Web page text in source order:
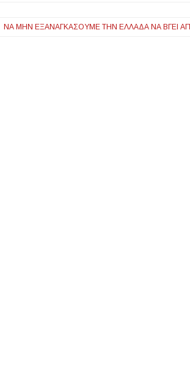
ΝΑ ΜΗΝ ΕΞΑΝΑΓΚΆΣΟΥΜΕ ΤΗΝ ΕΛΛΆΔΑ ΝΑ ΒΓΕΙ